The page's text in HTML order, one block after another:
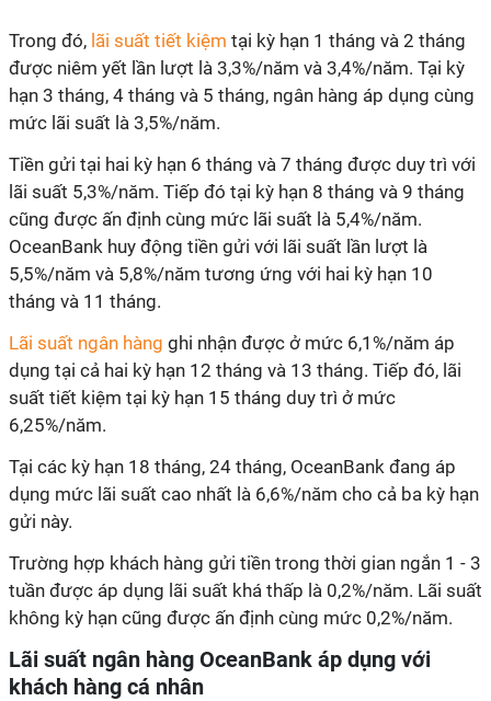
Trong đó, lãi suất tiết kiệm tại kỳ hạn 1 tháng và 2 tháng
được niêm yết lần lượt là 3,3%/năm và 3,4%/năm. Tại kỳ
hạn 3 tháng, 4 tháng và 5 tháng, ngân hàng áp dụng cùng
mức lãi suất là 3,5%/năm.
Tiền gửi tại hai kỳ hạn 6 tháng và 7 tháng được duy trì với
lãi suất 5,3%/năm. Tiếp đó tại kỳ hạn 8 tháng và 9 tháng
cũng được ấn định cùng mức lãi suất là 5,4%/năm.
OceanBank huy động tiền gửi với lãi suất lần lượt là
5,5%/năm và 5,8%/năm tương ứng với hai kỳ hạn 10
tháng và 11 tháng.
Lãi suất ngân hàng ghi nhận được ở mức 6,1%/năm áp
dụng tại cả hai kỳ hạn 12 tháng và 13 tháng. Tiếp đó, lãi
suất tiết kiệm tại kỳ hạn 15 tháng duy trì ở mức
6,25%/năm.
Tại các kỳ hạn 18 tháng, 24 tháng, OceanBank đang áp
dụng mức lãi suất cao nhất là 6,6%/năm cho cả ba kỳ hạn
gửi này.
Trường hợp khách hàng gửi tiền trong thời gian ngắn 1 - 3
tuần được áp dụng lãi suất khá thấp là 0,2%/năm. Lãi suất
không kỳ hạn cũng được ấn định cùng mức 0,2%/năm.
Lãi suất ngân hàng OceanBank áp dụng với
khách hàng cá nhân